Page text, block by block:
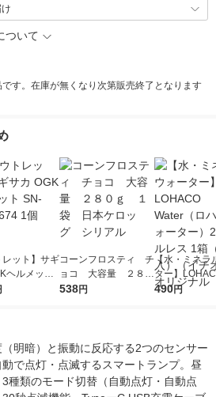
ついて
す。在庫が無くなり次第販売終了となります
レット】サギ
ヘルメット
1個
コーンフロスティ チ
ョコ 大容量 ２８０
ｇ １袋 日本ケロッ
538円
【水・ミネラ
ター】
r（ロハコウ
490円
（明暗）と振動に反応する2つのセンサー
で点灯・点滅するスマートランプ。昼
種類のモード切替（自動点灯・自動点